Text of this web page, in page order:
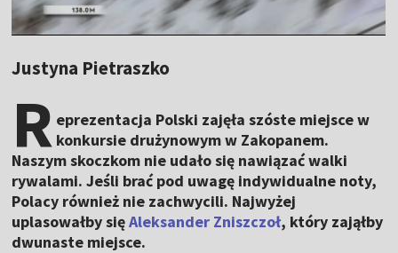
Justyna Pietraszko
R eprezentacja Polski zajęła szóste miejsce w
konkursie drużynowym w Zakopanem.
Naszym skoczkom nie udało się nawiązać walki
rywalami. Jeśli brać pod uwagę indywidualne noty,
Polacy również nie zachwycili. Najwyżej
uplasowałby sięAleksander Zniszczoł, który zająłby
dwunaste miejsce.